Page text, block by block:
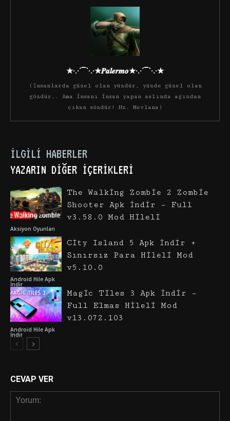
★·.·´¯`·.·★𝑷𝒂𝒍𝒆𝒓𝒎𝒐★·.·´¯`·.·★
(İnsanlarda güzel olan yüzdür, yüzde güzel olan
gözdür.. Ama insanı insan yapan aslında ağızdan
çıkan sözdür! Hz. Mevlana)
İLGILI HABERLER
YAZARIN DIĞER İÇERIKLERI
Aksiyon Oyunları
The Walking Zombie 2 Zombie
Shooter Apk İndir – Full
v3.58.0 Mod Hileli
Android Hile Apk
İndir
City Island 5 Apk İndir +
Sınırsız Para Hileli Mod
v5.10.0
Android Hile Apk
İndir
Magic Tiles 3 Apk İndir –
Full Elmas Hileli Mod
v13.072.103
CEVAP VER